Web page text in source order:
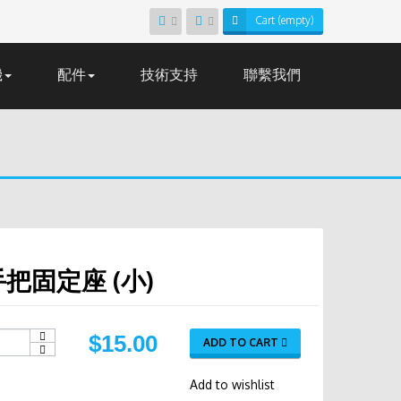
Cart (empty)
配件 技術支持 聯繫我們
把固定座 (小)
$15.00 ADD TO CART
Add to wishlist